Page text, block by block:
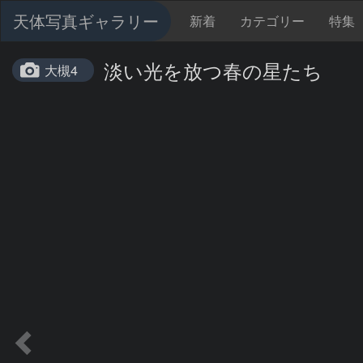
天体写真ギャラリー 新着 カテゴリー 特集
大槻4 淡い光を放つ春の星たち